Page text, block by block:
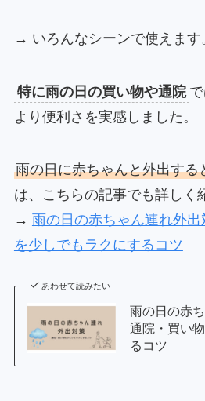
→ いろんなシーンで使えます
特に雨の日の買い物や通院
より便利さを実感しました。
雨の日に赤ちゃんと外出する
は、こちらの記事でも詳しく
→ 雨の日の赤ちゃん連れ外
を少しでもラクにするコツ
あわせて読みたい
雨の日の赤
通院・買い
るコツ